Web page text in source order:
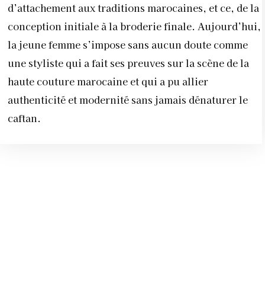
d’attachement aux traditions marocaines, et ce, de la
conception initiale à la broderie finale. Aujourd’hui,
la jeune femme s’impose sans aucun doute comme
une styliste qui a fait ses preuves sur la scène de la
haute couture marocaine et qui a pu allier
authenticité et modernité sans jamais dénaturerle
caftan.